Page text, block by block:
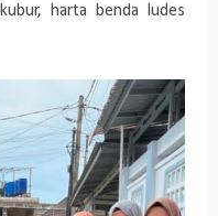
harta benda ludes